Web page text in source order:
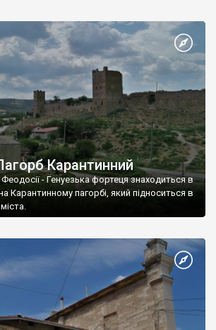
Карантинний
- Генуезька фортеця знаходиться в
Карантинному пагорбі, який підноситься в